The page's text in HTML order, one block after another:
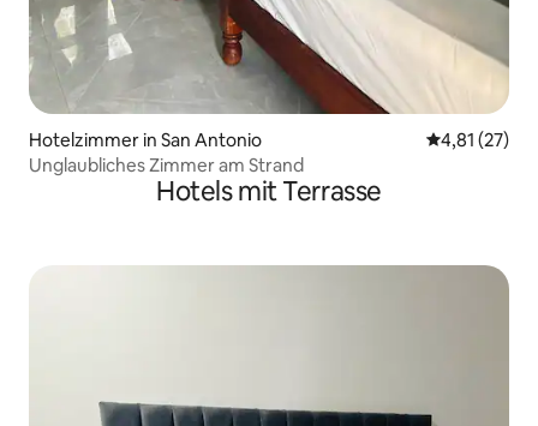
Hotelzimmer in San Antonio
4,81 (27)
Unglaubliches Zimmer am Strand
Hotels mit Terrasse